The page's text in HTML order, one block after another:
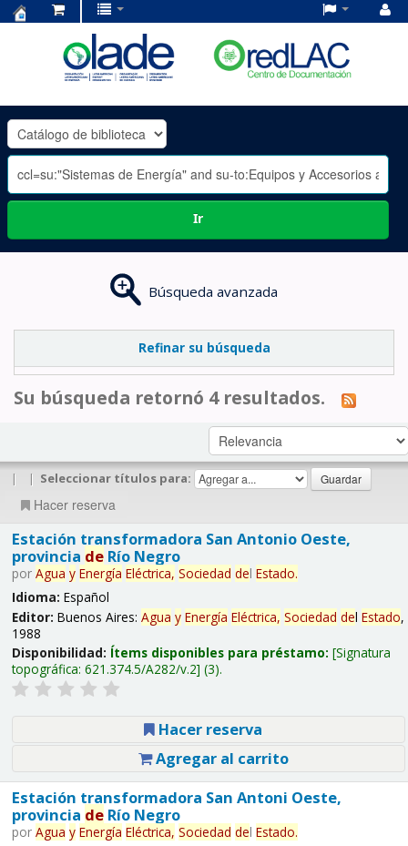
OLADE
-
Ir
Búsqueda avanzada
Refinar su búsqueda
Su búsqueda retornó 4 resultados.
| | Seleccionar títulos para:
Hacer reserva
Estación transformadora San Antonio Oeste,
provincia deRío Negro
por Agua y Energía Eléctrica, Sociedad del Estado.
Idioma: Español
Editor: Buenos Aires: Agua y Energía Eléctrica, Sociedad del Estado,
1988
Disponibilidad: Ítems disponibles para préstamo: Signatura
topográfica: 621.374.5/A282/v.2 (3).
Hacer reserva
Agregar al carrito
Estación transformadora San Antoni Oeste,
provincia deRío Negro
por Agua y Energía Eléctrica, Sociedad del Estado.